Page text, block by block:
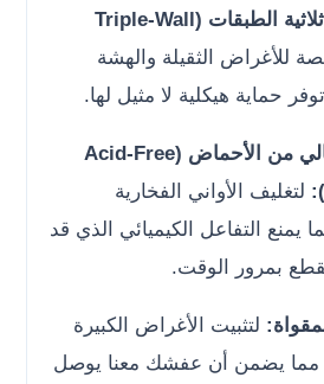
صناديق الكرتون ثلاثية الطبقات (Triple-Wall
للأغراض الثقيلة والهشة
حماية هيكلية لا مثيل لها.
ورق التغليف الخالي من الأحماض (Acid-Free
لتغليف الأواني الفخارية
يمنع التفاعل الكيميائي الذي قد
بمرور الوقت.
لتثبيت الأغراض الكبيرة
مما يضمن أن عفشك معنا يوصل